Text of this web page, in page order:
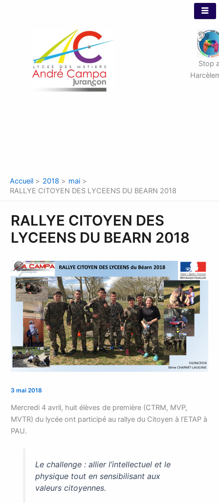
Stop
Accueil 2018
mai
RALLYE CITOYEN DES LYCEENS DU BEARN 2018
RALLYE CITOYEN DES
LYCEENS DU BEARN 2018
3 mai 2018
Mercredi 4 avril, huit élèves de première (CTRM, MVP,
MVTR) du lycée ont participé au rallye du Citoyen à l’ETAP à
PAU.
Le challenge : allier l’intellectuel et le
physique tout en sensibilisant aux
valeurs citoyennes.